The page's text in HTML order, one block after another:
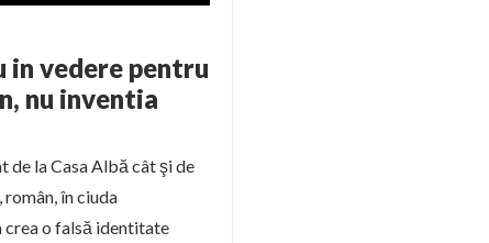
in vedere pentru
nu inventia
de la Casa Albă cât şi de
în ciuda
crea o falsă identitate